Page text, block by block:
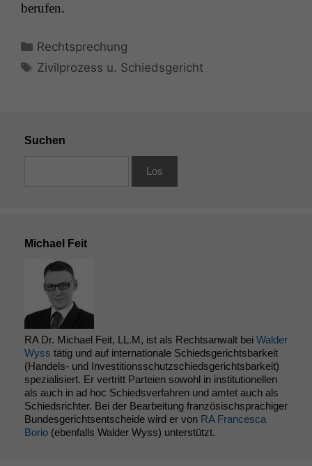
berufen.
Kategorien
Rechtsprechung
Schlagwörter
Zivilprozess u. Schiedsgericht
Suchen
Michael Feit
RA Dr. Michael Feit, LL.M, ist als Rechtsanwalt bei Walder
Wyss tätig und auf internationale Schiedsgerichtsbarkeit
(Handels- und Investitionsschutzschiedsgerichtsbarkeit)
spezialisiert. Er vertritt Parteien sowohl in institutionellen
als auch in ad hoc Schiedsverfahren und amtet auch als
Schiedsrichter. Bei der Bearbeitung französischsprachiger
Bundesgerichtsentscheide wird er von RA Francesca
Borio (ebenfalls Walder Wyss) unterstützt.
optional, es
braucht sie,
damit die
Website
korrekt
angezeigt
werden kann.